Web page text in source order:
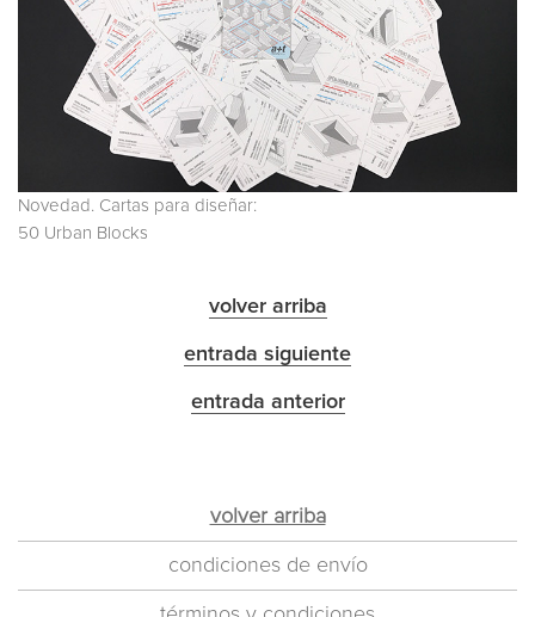
Novedad. Cartas para diseñar:
50 Urban Blocks
volver arriba
entrada siguiente
entrada anterior
volver arriba
condiciones de envío